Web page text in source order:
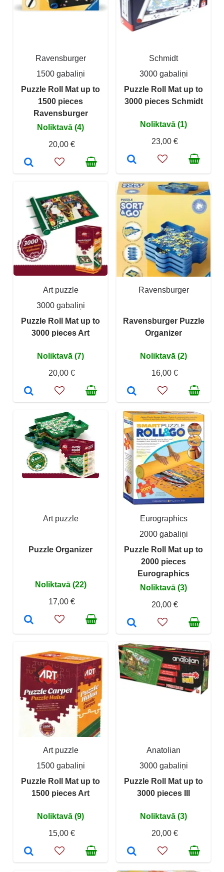
Ravensburger
1500 gabaliņi
Puzzle Roll Mat up to
1500 pieces
Ravensburger
Noliktavā (4)
20,00 €
Schmidt
3000 gabaliņi
Puzzle Roll Mat up to
3000 pieces Schmidt
Noliktavā (1)
23,00 €
Art puzzle
3000 gabaliņi
Puzzle Roll Mat up to
3000 pieces Art
Noliktavā (7)
20,00 €
Ravensburger
Ravensburger Puzzle
Organizer
Noliktavā (2)
16,00 €
Art puzzle
Puzzle Organizer
Noliktavā (22)
17,00 €
Eurographics
2000 gabaliņi
Puzzle Roll Mat up to
2000 pieces
Eurographics
Noliktavā (3)
20,00 €
Art puzzle
1500 gabaliņi
Puzzle Roll Mat up to
1500 pieces Art
Noliktavā (9)
15,00 €
Anatolian
3000 gabaliņi
Puzzle Roll Mat up to
3000 pieces III
Noliktavā (3)
20,00 €